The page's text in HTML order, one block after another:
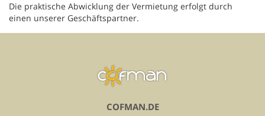
Die praktische Abwicklung der Vermietung erfolgt durch
einen unserer Geschäftspartner.
COFMAN.DE